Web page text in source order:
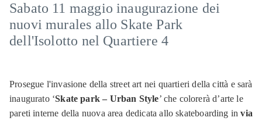
Sabato 11 maggio inaugurazione dei
nuovi murales allo Skate Park
dell'Isolotto nel Quartiere 4
Prosegue l'invasione della street art nei quartieri della città e sarà
inaugurato ‘Skate park – Urban Style’ che colorerà d’arte le
pareti interne della nuova area dedicata allo skateboarding invia